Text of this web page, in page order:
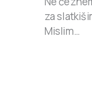
za
Mislim…